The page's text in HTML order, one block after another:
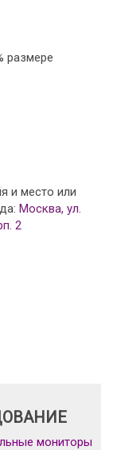
размере
и место или
Москва, ул.
2
мониторы